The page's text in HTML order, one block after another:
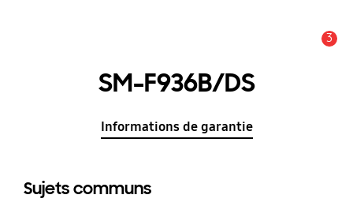
3
SM-F936B/DS
Informations de garantie
Sujets communs